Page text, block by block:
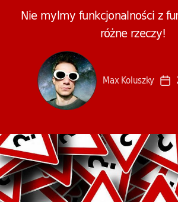
Nie mylmy funkcjonalności z
różne rzeczy!
Max Koluszky